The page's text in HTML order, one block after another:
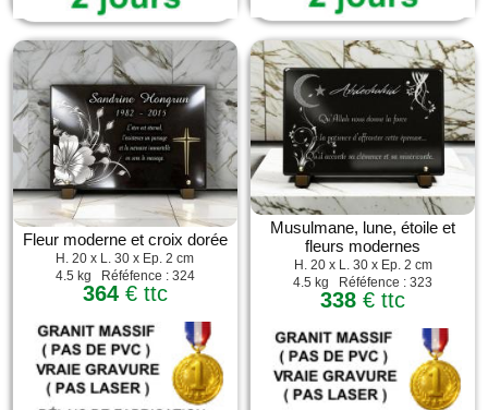
Fleur moderne et croix dorée
H. 20 x L. 30 x Ep. 2 cm
4.5 kg Réféfence : 324
364€ ttc
Musulmane, lune, étoile et
fleurs modernes
H. 20 x L. 30 x Ep. 2 cm
4.5 kg Réféfence : 323
338 € ttc